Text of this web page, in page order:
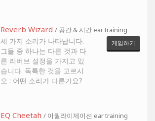
Reverb Wizard / 공간 & 시간 ear training
세 가지 소리가 나타납니다.
그들 중 하나는 다른 것과 다
른 리버브 설정을 가지고 있
습니다. 독특한 것을 고르시
오 : 어떤 소리가 다른가요?
게임하기
EQ Cheetah / 이퀄라이제이션 ear training